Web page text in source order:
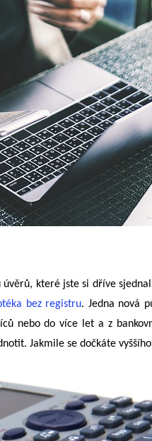
úvěrů, které jste si dříve
bez registru. Jedna nová
nebo do více let a z
Jakmile se dočkáte